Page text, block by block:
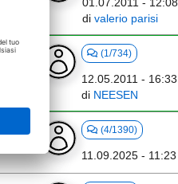
di valerio parisi
(1/734)
12.05.2011 - 16:33
di NEESEN
(4/1390)
11.09.2025 - 11:23